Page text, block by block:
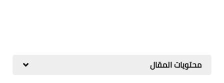
محتويات المقال